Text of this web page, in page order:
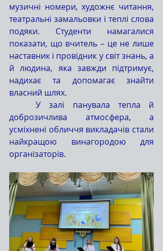
музичні номери, художнє читання,
театральні замальовки і теплі слова
подяки. Студенти намагалися
показати, що вчитель – це не лише
наставник і провідник у світ знань, а
й людина, яка завжди підтримує,
надихає та допомагає знайти
власний шлях.
	У залі панувала тепла й
доброзичлива атмосфера, а
усміхнені обличчя викладачів стали
найкращою винагородою для
організаторів.